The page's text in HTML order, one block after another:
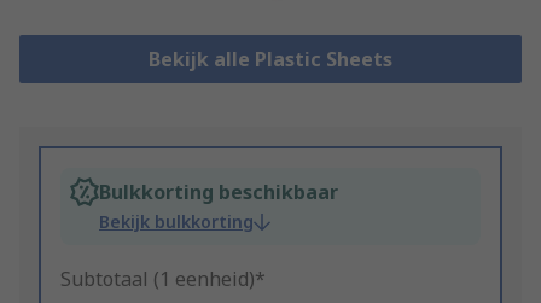
Bekijk alle Plastic Sheets
Bulkkorting beschikbaar
Bekijk bulkkorting
Subtotaal (1 eenheid)*